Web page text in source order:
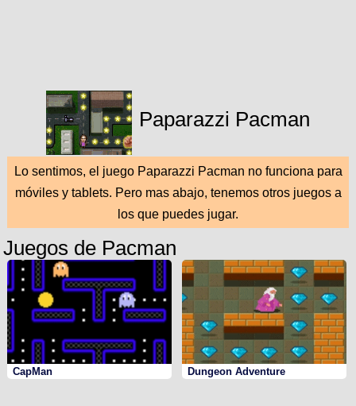
Paparazzi Pacman
Lo sentimos, el juego Paparazzi Pacman no funciona para
móviles y tablets. Pero mas abajo, tenemos otros juegos a
los que puedes jugar.
Juegos de Pacman
CapMan Dungeon Adventure